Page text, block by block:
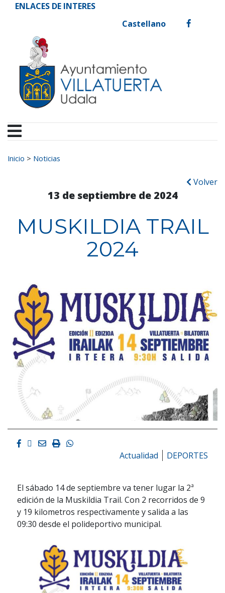
Ir al contenido
Ayuntamiento de
ENLACES DE INTERES
Castellano
facebook
Buscar:
Inicio > Noticias
Volver
13 de septiembre de 2024
MUSKILDIA TRAIL
2024
Facebook
Twitter
EmailImprimirWhatsapp
Actualidad
DEPORTES
El sábado 14 de septiembre va tener lugar la 2ª
edición de la Muskildia Trail. Con 2 recorridos de 9
y 19 kilometros respectivamente y salida a las
09:30 desde el polideportivo municipal.